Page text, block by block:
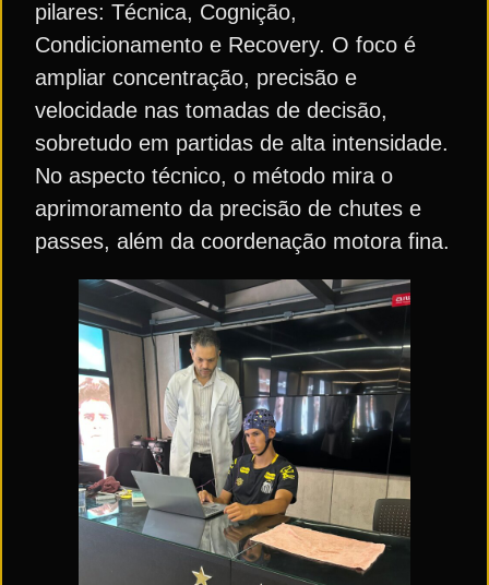
pilares: Técnica, Cognição,
Condicionamento e Recovery. O foco é
ampliar concentração, precisão e
velocidade nas tomadas de decisão,
sobretudo em partidas de alta intensidade.
No aspecto técnico, o método mira o
aprimoramento da precisão de chutes e
passes, além da coordenação motora fina.